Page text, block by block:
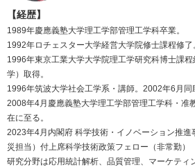
【経歴】
1989年慶應義塾大学理工学部管理工学科卒業。
1992年ロチェスター大学経営大学院修士課程修了
1996年東京工業大学大学院理工学研究科博士課
学）取得。
1996年筑波大学社会工学系・講師。2002年6月同
2008年4月慶應義塾大学理工学部管理工学科・准
在に至る。
2023年4月内閣府 科学技術・イノベーション推
災担当）付上席科学技術政策フェロー（非常勤）
研究分野は応用統計解析、品質管理、マーケティ